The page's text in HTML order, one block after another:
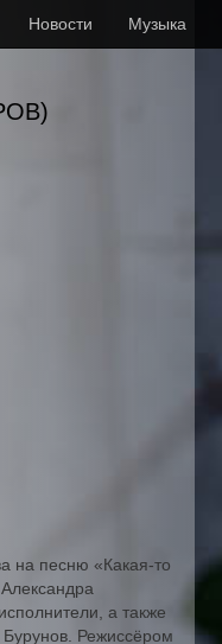
Новости Музыка
на песню «Какая-то
а также
Режиссёром